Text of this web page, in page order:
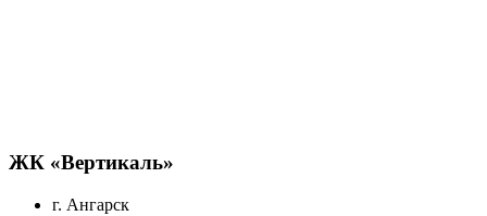
ЖК «Вертикаль»
г. Ангарск